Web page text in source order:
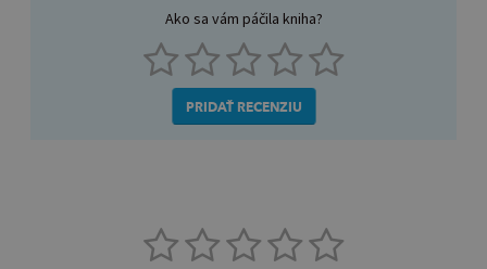
Ako sa vám páčila kniha?
PRIDAŤ RECENZIU